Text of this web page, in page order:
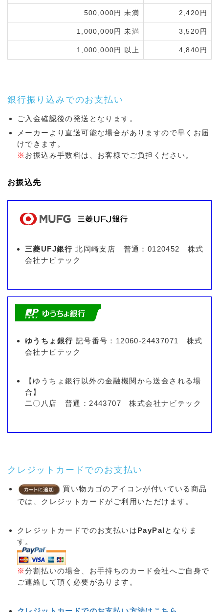
500,000円 未満 2,420円
1,000,000円 未満 3,520円
1,000,000円 以上 4,840円
銀行振り込みでのお支払い
ご入金確認後の発送となります。
メーカーより直送可能な場合がありますので早くお届
けできます。
※ お振込み手数料は、お客様でご負担ください。
お振込先
三菱UFJ銀行 北岡崎支店 普通：0120452 株式
会社ナビテック
ゆうちょ銀行 記号番号：12060-24437071 株式
会社ナビテック
【ゆうちょ銀行以外の金融機関から送金される場
合】
二〇八店 普通：2443707 株式会社ナビテック
クレジットカードでのお支払い
買い物カゴのアイコンが付いている商品
では、クレジットカードがご利用いただけます。
クレジットカードでのお支払いはPayPal となりま
す。
※分割払いの場合、お手持ちのカード会社へご自身で
ご連絡して頂く必要があります。